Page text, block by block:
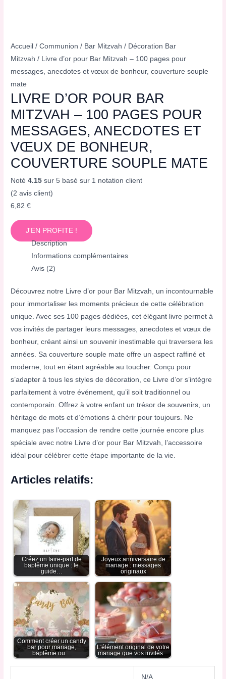
Accueil /Communion / Bar Mitzvah / Décoration Bar
Mitzvah / Livre d’or pour Bar Mitzvah – 100 pages pour
messages, anecdotes et vœux de bonheur, couverture souple
mate
LIVRE D’OR POUR BAR
MITZVAH – 100 PAGES POUR
MESSAGES, ANECDOTES ET
VŒUX DE BONHEUR,
COUVERTURE SOUPLE MATE
Noté4.15 sur 5 basé sur 1 notation client
(2 avis client)
6,82€
J'EN PROFITE !
Description
Informations complémentaires
Avis (2)
Découvrez notre Livre d’or pour Bar Mitzvah, un incontournable
pour immortaliser les moments précieux de cette célébration
unique. Avec ses 100 pages dédiées, cet élégant livre permet à
vos invités de partager leurs messages, anecdotes et vœux de
bonheur, créant ainsi un souvenir inestimable qui traversera les
années. Sa couverture souple mate offre un aspect raffiné et
moderne, tout en étant agréable au toucher. Conçu pour
s’adapter à tous les styles de décoration, ce Livre d’or s’intègre
parfaitement à votre événement, qu’il soit traditionnel ou
contemporain. Offrez à votre enfant un trésor de souvenirs, un
héritage de mots et d’émotions à chérir pour toujours. Ne
manquez pas l’occasion de rendre cette journée encore plus
spéciale avec notre Livre d’or pour Bar Mitzvah, l’accessoire
idéal pour célébrer cette étape importante de la vie.
Articles relatifs:
Créez un faire-part de
baptême unique : le
guide…
Joyeux anniversaire de
mariage : messages
originaux
Comment créer un candy
bar pour mariage,
baptême ou…
L'élément original de votre
mariage que vos invités…
N/A